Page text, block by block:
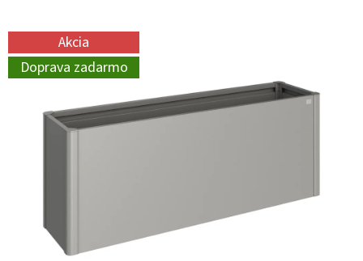
Akcia
Doprava zadarmo